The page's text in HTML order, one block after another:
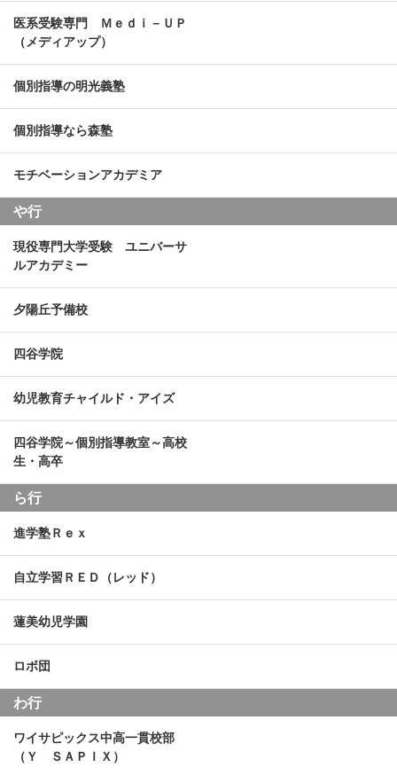
医系受験専門 Ｍｅｄｉ－ＵＰ
（メディアップ）
個別指導の明光義塾
個別指導なら森塾
モチベーションアカデミア
や行
現役専門大学受験 ユニバーサ
ルアカデミー
夕陽丘予備校
四谷学院
幼児教育チャイルド・アイズ
四谷学院～個別指導教室～高校
生・高卒
ら行
進学塾Ｒｅｘ
自立学習ＲＥＤ（レッド）
蓮美幼児学園
ロボ団
わ行
ワイサピックス中高一貫校部
（Ｙ ＳＡＰＩＸ）